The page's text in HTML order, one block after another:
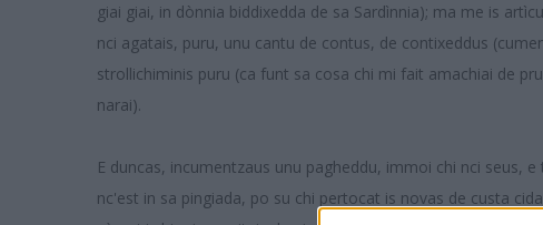
giai giai, in dònnia biddixedda de sa Sardìnnia); ma me is
nci agatais, puru, unu cantu de contus, de contixeddus
strollichiminis puru (ca funt sa cosa chi mi fait amachiai de
narai).
E duncas, incumentzaus unu pagheddu, immoi chi nci seus,
nc'est in sa pingiada, po su chi pertocat is novas de custa